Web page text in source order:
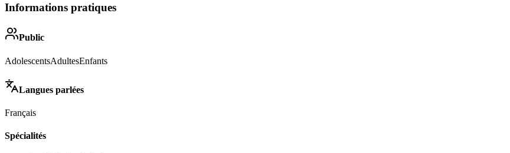
Informations pratiques
Public
AdolescentsAdultesEnfants
Langues parlées
Français
Spécialités